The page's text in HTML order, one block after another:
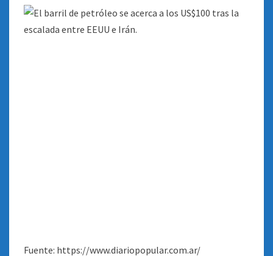
Fuente: https://www.diariopopular.com.ar/